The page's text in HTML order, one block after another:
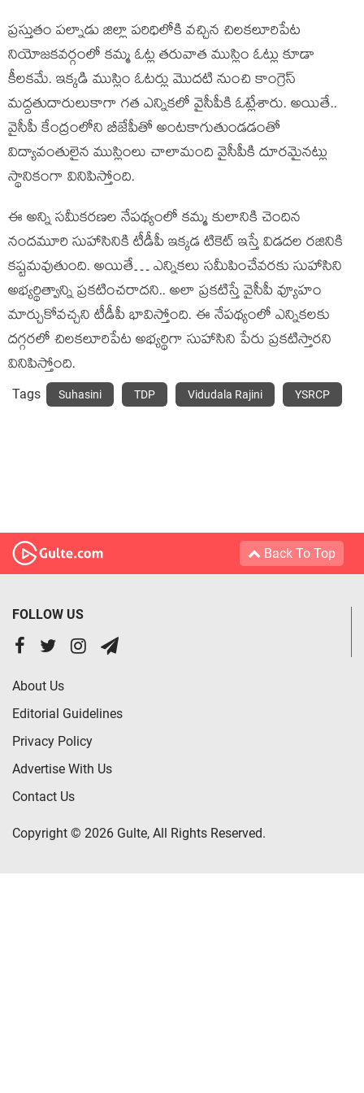
ప్రస్తుతం పల్నాడు జిల్లా పరిధిలోకి వచ్చిన చిలకలూరిపేట
నియోజకవర్గంలో కమ్మ ఓట్ల తరువాత ముస్లిం ఓట్లు కూడా
కీలకమే. ఇక్కడి ముస్లిం ఓటర్లు మొదటి నుంచి కాంగ్రెస్
మద్దతుదారులుకాగా గత ఎన్నికలో వైసీపీకి ఓట్లేశారు. అయితే..
వైసీపీ కేంద్రంలోని బీజేపీతో అంటకాగుతుండడంతో
విద్యావంతులైన ముస్లింలు చాలామంది వైసీపీకి దూరమైనట్లు
స్థానికంగా వినిపిస్తోంది.
ఈ అన్ని సమీకరణల నేపథ్యంలో కమ్మ కులానికి చెందిన
నందమూరి సుహాసినికి టీడీపీ ఇక్కడ టికెట్ ఇస్తే విడదల రజినికి
కష్టమవుతుంది. అయితే… ఎన్నికలు సమీపించేవరకు సుహాసిని
అభ్యర్థిత్వాన్ని ప్రకటించరాదని.. అలా ప్రకటిస్తే వైసీపీ వ్యూహం
మార్చుకోవచ్చని టీడీపీ భావిస్తోంది. ఈ నేపథ్యంలో ఎన్నికలకు
దగ్గరలో చిలకలూరిపేట అభ్యర్థిగా సుహాసిని పేరు ప్రకటిస్తారని
వినిపిస్తోంది.
Tags Suhasini TDP Vidudala Rajini YSRCP
Back To Top
FOLLOW US
About Us
Editorial Guidelines
Privacy Policy
Advertise With Us
Contact Us
Copyright © 2026 Gulte, All Rights Reserved.